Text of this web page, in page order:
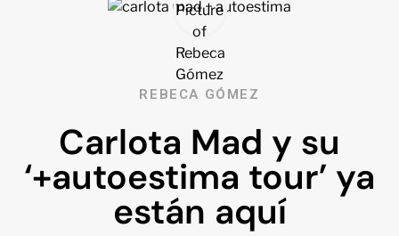
REBECA GÓMEZ
Carlota Mad y su
‘+autoestima tour’ ya
están aquí